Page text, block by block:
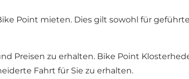
Point mieten. Dies gilt sowohl für
Preisen zu erhalten. Bike Point
Fahrt für Sie zu erhalten.